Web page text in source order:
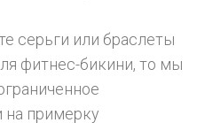
серьги или браслеты
фитнес-бикини, то мы
на примерку